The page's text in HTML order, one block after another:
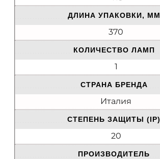
ДЛИНА УПАКОВКИ, ММ
370
КОЛИЧЕСТВО ЛАМП
1
СТРАНА БРЕНДА
Италия
СТЕПЕНЬ ЗАЩИТЫ (IP)
20
ПРОИЗВОДИТЕЛЬ